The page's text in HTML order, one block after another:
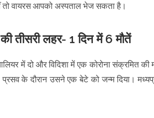
तो वायरस आपको अस्पताल भेज सकता है।
तीसरी लहर- 1 दिन में 6 मौतें
में दो और विदिशा में एक कोरोना संक्रमित की
प्रसव के दौरान उसने एक बेटे को जन्म दिया।